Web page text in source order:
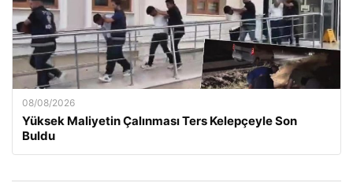
08/08/2026
Yüksek Maliyetin Çalınması Ters Kelepçeyle Son
Buldu